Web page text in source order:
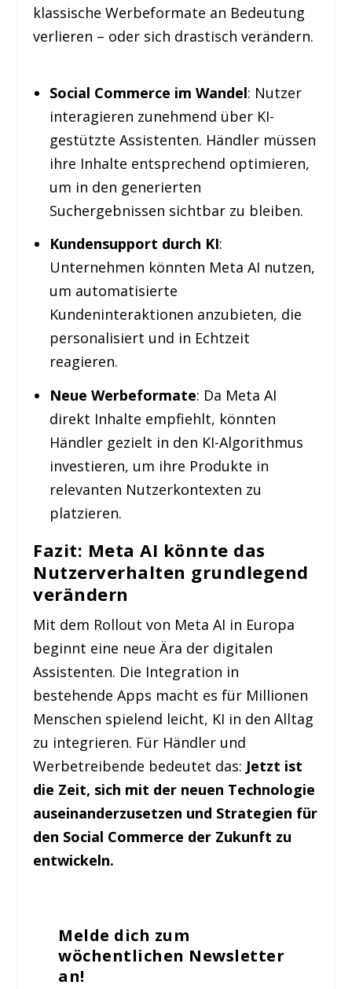
klassische Werbeformate an Bedeutung
verlieren – oder sich drastisch verändern.
Social Commerce im Wandel: Nutzer
interagieren zunehmend über KI-
gestützte Assistenten. Händler müssen
ihre Inhalte entsprechend optimieren,
um in den generierten
Suchergebnissen sichtbar zu bleiben.
Kundensupport durch KI:
Unternehmen könnten Meta AI nutzen,
um automatisierte
Kundeninteraktionen anzubieten, die
personalisiert und in Echtzeit
reagieren.
Neue Werbeformate: Da Meta AI
direkt Inhalte empfiehlt, könnten
Händler gezielt in den KI-Algorithmus
investieren, um ihre Produkte in
relevanten Nutzerkontexten zu
platzieren.
Fazit: Meta AI könnte das
Nutzerverhalten grundlegend
verändern
Mit dem Rollout von Meta AI in Europa
beginnt eine neue Ära der digitalen
Assistenten. Die Integration in
bestehende Apps macht es für Millionen
Menschen spielend leicht, KI in den Alltag
zu integrieren. Für Händler und
Werbetreibende bedeutet das: Jetzt ist
die Zeit, sich mit der neuen Technologie
auseinanderzusetzen und Strategien für
den Social Commerce der Zukunft zu
entwickeln.
Melde dich zum
wöchentlichen Newsletter
an!